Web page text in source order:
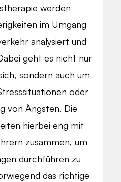
werden
im Umgang
analysiert und
geht es nicht nur
sondern auch um
oder
von Ängsten. Die
hierbei eng mit
zusammen, um
durchführen zu
das richtige